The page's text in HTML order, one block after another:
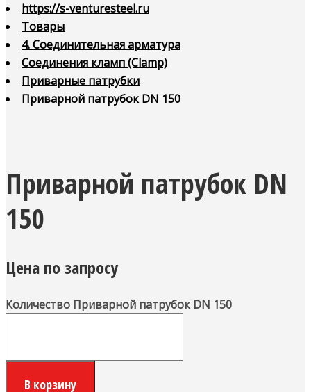
https://s-venturesteel.ru
Товары
4. Соединительная арматура
Соединения кламп (Clamp)
Приварные патрубки
Приварной патрубок DN 150
Приварной патрубок DN
150
Цена по запросу
Количество Приварной патрубок DN 150
В корзину